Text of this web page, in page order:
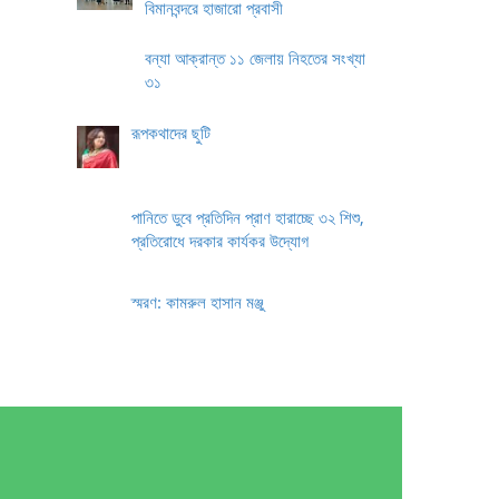
বিমানবন্দরে হাজারো প্রবাসী
বন্যা আক্রান্ত ১১ জেলায় নিহতের সংখ্যা
৩১
রূপকথাদের ছুটি
পানিতে ডুবে প্রতিদিন প্রাণ হারাচ্ছে ৩২ শিশু,
প্রতিরোধে দরকার কার্যকর উদ্যোগ
স্মরণ: কামরুল হাসান মঞ্জু